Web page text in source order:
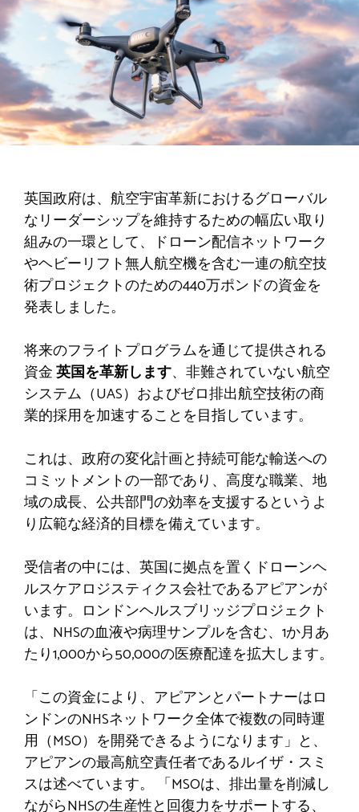
英国政府は、航空宇宙革新におけるグローバル
なリーダーシップを維持するための幅広い取り
組みの一環として、ドローン配信ネットワーク
やヘビーリフト無人航空機を含む一連の航空技
術プロジェクトのための440万ポンドの資金を
発表しました。
将来のフライトプログラムを通じて提供される
資金英国を革新します、非難されていない航空
システム（UAS）およびゼロ排出航空技術の商
業的採用を加速することを目指しています。
これは、政府の変化計画と持続可能な輸送への
コミットメントの一部であり、高度な職業、地
域の成長、公共部門の効率を支援するというよ
り広範な経済的目標を備えています。
受信者の中には、英国に拠点を置くドローンヘ
ルスケアロジスティクス会社であるアピアンが
います。ロンドンヘルスブリッジプロジェクト
は、NHSの血液や病理サンプルを含む、1か月あ
たり1,000から50,000の医療配達を拡大します。
「この資金により、アピアンとパートナーはロ
ンドンのNHSネットワーク全体で複数の同時運
用（MSO）を開発できるようになります」と、
アピアンの最高航空責任者であるルイザ・スミ
スは述べています。 「MSOは、排出量を削減し
ながらNHSの生産性と回復力をサポートする、